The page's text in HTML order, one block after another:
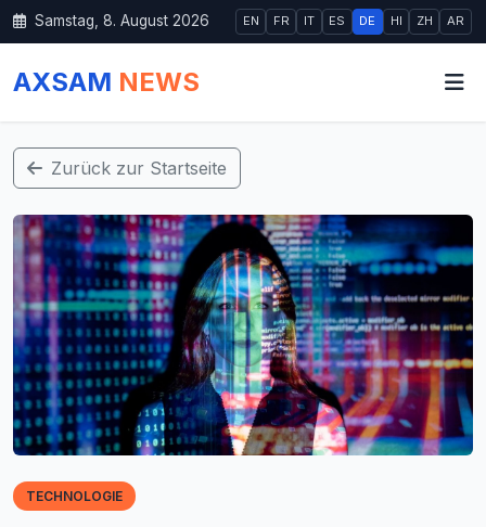
Samstag, 8. August 2026 EN FR IT ES DE HI ZH AR
AXSAM NEWS
Zurück zur Startseite
TECHNOLOGIE